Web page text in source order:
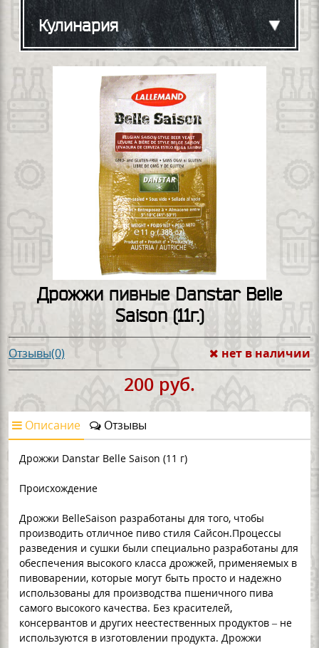
Кулинария
Дрожжи пивные Danstar Belle
Saison (11г.)
Отзывы(0) нет в наличии
200 руб.
Описание Отзывы
Дрожжи Danstar Belle Saison (11 г)
Происхождение
Дрожжи BelleSaison разработаны для того, чтобы
производить отличное пиво стиля Сайсон.Процессы
разведения и сушки были специально разработаны для
обеспечения высокого класса дрожжей, применяемых в
пивоварении, которые могут быть просто и надежно
использованы для производства пшеничного пива
самого высокого качества. Без красителей,
консервантов и других неестественных продуктов – не
используются в изготовлении продукта. Дрожжи